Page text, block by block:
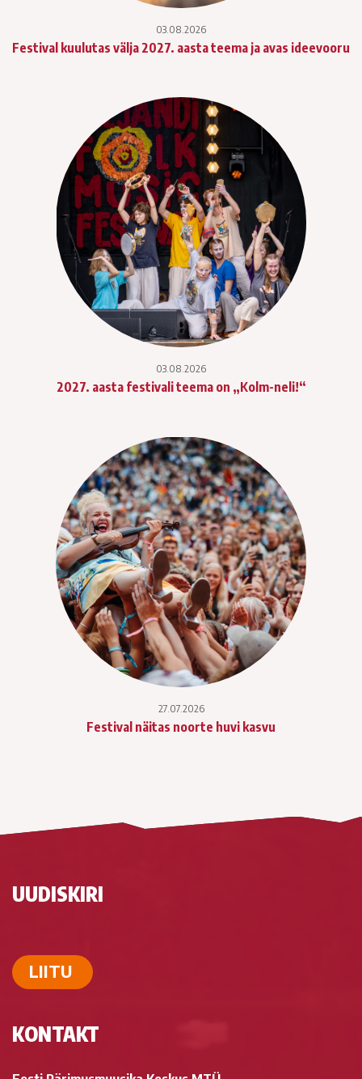
03.08.2026
Festival kuulutas välja 2027. aasta teema ja avas ideevooru
03.08.2026
2027. aasta festivali teema on „Kolm-neli!“
27.07.2026
Festival näitas noorte huvi kasvu
UUDISKIRI
LIITU
KONTAKT